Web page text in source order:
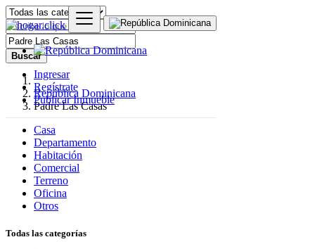
Ingresar
Regístrate
Publicar Inmueble
Buscar
República Dominicana
Padre Las Casas
Casa
Departamento
Habitación
Comercial
Terreno
Oficina
Otros
Todas las categorías